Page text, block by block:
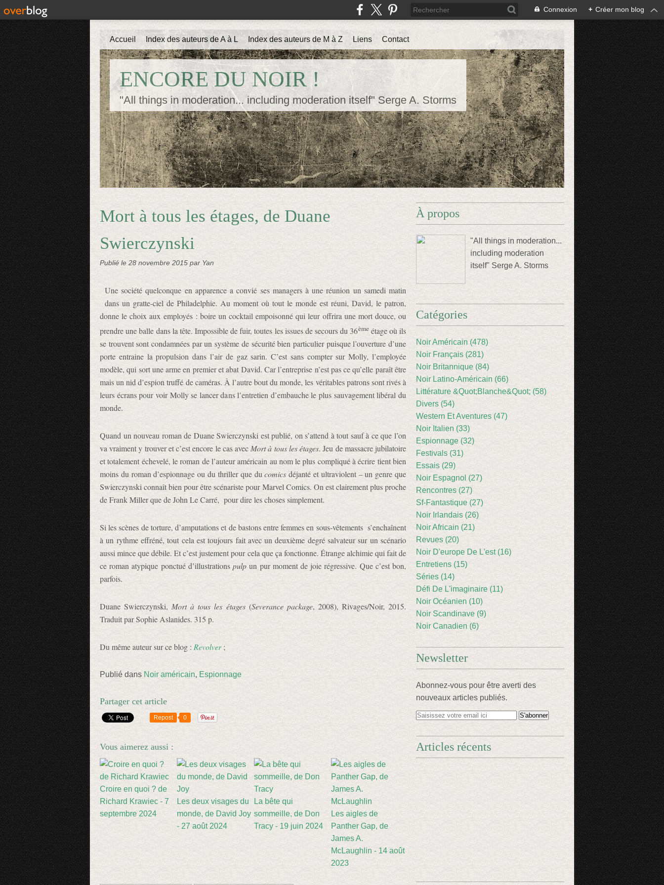
Connexion + Créer mon blog
ENCORE DU NOIR !
"All things in moderation... including moderation itself" Serge A. Storms
Accueil Index des auteurs de A à L Index des auteurs de M à Z Liens Contact
Mort à tous les étages, de Duane
Swierczynski
Publié le 28 novembre 2015 par Yan
Une société quelconque en apparence a convié ses managers à une réunion un samedi matin
dans un gratte-ciel de Philadelphie. Au moment où tout le monde est réuni, David, le patron,
donne le choix aux employés : boire un cocktail empoisonné qui leur offrira une mort douce, ou
prendre une balle dans la tête. Impossible de fuir, toutes les issues de secours du 36èmeétage où ils
se trouvent sont condamnées par un système de sécurité bien particulier puisque l’ouverture d’une
porte entraine la propulsion dans l’air de gaz sarin. C’est sans compter sur Molly, l’employée
modèle, qui sort une arme en premier et abat David. Car l’entreprise n’est pas ce qu’elle paraît être
mais un nid d’espion truffé de caméras. À l’autre bout du monde, les véritables patrons sont rivés à
leurs écrans pour voir Molly se lancer dans l’entretien d’embauche le plus sauvagement libéral du
monde.
Quand un nouveau roman de Duane Swierczynski est publié, on s’attend à tout sauf à ce que l’on
va vraiment y trouver et c’est encore le cas avecMort à tous les étages. Jeu de massacre jubilatoire
et totalement échevelé, le roman de l’auteur américain au nom le plus compliqué à écrire tient bien
moins du roman d’espionnage ou du thriller que ducomics déjanté et ultraviolent – un genre que
Swierczynski connaît bien pour être scénariste pour Marvel Comics. On est clairement plus proche
de Frank Miller que de John Le Carré, pour dire les choses simplement.
Si les scènes de torture, d’amputations et de bastons entre femmes en sous-vêtements s’enchaînent
à un rythme effréné, tout cela est toujours fait avec un deuxième degré salvateur sur un scénario
aussi mince que débile. Et c’est justement pour cela que ça fonctionne. Étrange alchimie qui fait de
ce roman atypique ponctué d’illustrationspulp un pur moment de joie régressive. Que c’est bon,
parfois.
Duane Swierczynski,Mort à tous les étages(Severance package, 2008), Rivages/Noir, 2015.
Traduit par Sophie Aslanides. 315 p.
Du même auteur sur ce blog : Revolver;
Publié dans Noir américain, Espionnage
Partager cet article
Repost 0
Vous aimerez aussi :
Croire en quoi ? de
Richard Krawiec - 7
septembre 2024
Les deux visages du
monde, de David Joy
- 27 août 2024
La bête qui
sommeille, de Don
Tracy - 19 juin 2024
Les aigles de
Panther Gap, de
James A.
McLaughlin - 14 août
2023
À propos
"All things in moderation...
including moderation
itself" Serge A. Storms
Catégories
Noir Américain (478)
Noir Français (281)
Noir Britannique (84)
Noir Latino-Américain (66)
Littérature &Quot;Blanche&Quot; (58)
Divers (54)
Western Et Aventures (47)
Noir Italien (33)
Espionnage (32)
Festivals (31)
Essais (29)
Noir Espagnol (27)
Rencontres (27)
Sf-Fantastique (27)
Noir Irlandais (26)
Noir Africain (21)
Revues (20)
Noir D'europe De L'est (16)
Entretiens (15)
Séries (14)
Défi De L'imaginaire (11)
Noir Océanien (10)
Noir Scandinave (9)
Noir Canadien (6)
Newsletter
Abonnez-vous pour être averti des
nouveaux articles publiés.
Articles récents